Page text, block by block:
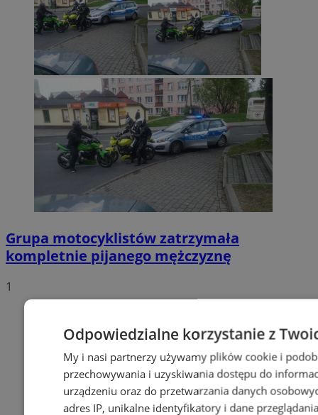
Grupa motocyklistów zatrzymała
kompletnie pijanego mężczyznę
1
Odpowiedzialne korzystanie z
My i nasi partnerzy używamy plików cookie i
przechowywania i uzyskiwania dostępu do
urządzeniu oraz do przetwarzania danych
adres IP, unikalne identyfikatory i dane